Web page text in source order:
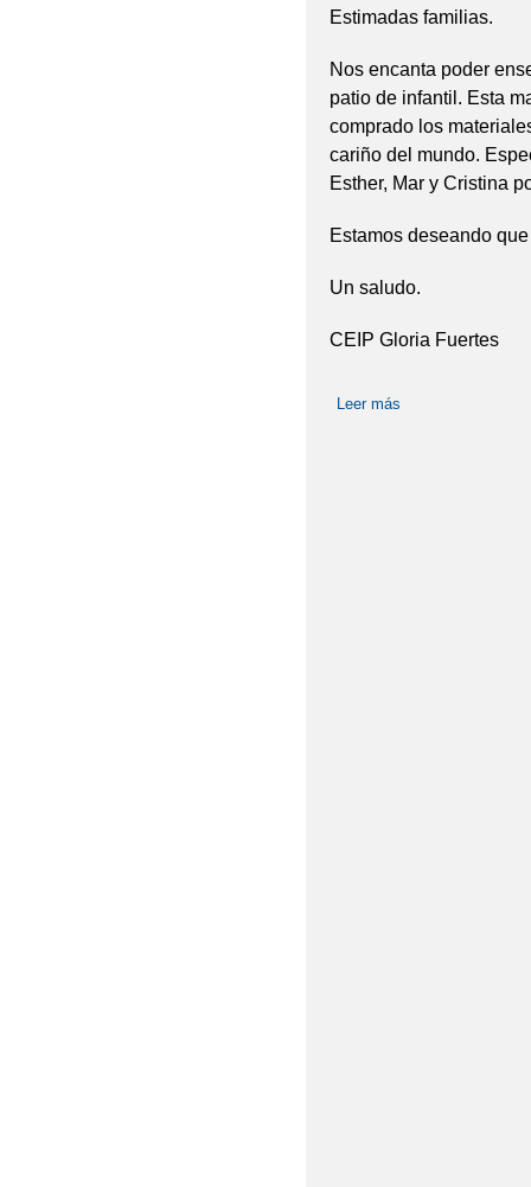
Estimadas familias.
Nos encanta poder
patio de infantil. Esta
comprado los
cariño del mundo.
Esther, Mar y Cristina
Estamos deseando
Un saludo.
CEIP Gloria Fuertes
Leer más